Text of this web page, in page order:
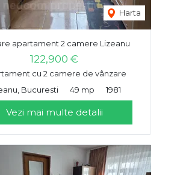
Harta
apartament 2 camere Lizeanu
122,900 €
cu 2 camere de vânzare
Bucuresti
49 mp 1981
Vezi mai multe detalii